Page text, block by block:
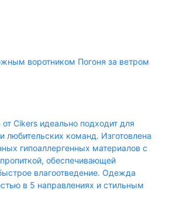
воротником Погоня за ветром
Cikers идеально подходит для
любительских команд. Изготовлена
гипоаллергенных материалов с
обеспечивающей
влагоотведение. Одежда
в 5 направлениях и стильным